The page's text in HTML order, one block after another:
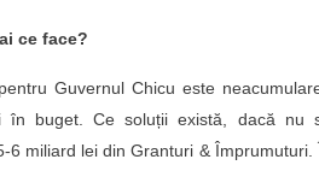
ce face?
Guvernul Chicu este
în buget. Ce soluții există, dacă nu
6 miliard lei din Granturi & Împrumuturi.